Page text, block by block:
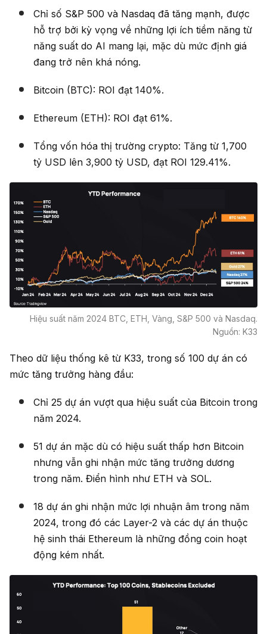
Chỉ số S&P 500 và Nasdaq đã tăng mạnh, được
hỗ trợ bởi kỳ vọng về những lợi ích tiềm năng từ
năng suất do AI mang lại, mặc dù mức định giá
đang trở nên khá nóng.
Bitcoin (BTC): ROI đạt 140%.
Ethereum (ETH): ROI đạt 61%.
Tổng vốn hóa thị trường crypto: Tăng từ 1,700
tỷ USD lên 3,900 tỷ USD, đạt ROI 129.41%.
Hiệu suất năm 2024 BTC, ETH, Vàng, S&P 500 và Nasdaq.
Nguồn: K33
Theo dữ liệu thống kê từ K33, trong số 100 dự án có
mức tăng trưởng hàng đầu:
Chỉ 25 dự án vượt qua hiệu suất của Bitcoin trong
năm 2024.
51 dự án mặc dù có hiệu suất thấp hơn Bitcoin
nhưng vẫn ghi nhận mức tăng trưởng dương
trong năm. Điển hình như ETH và SOL.
18 dự án ghi nhận mức lợi nhuận âm trong năm
2024, trong đó các Layer-2 và các dự án thuộc
hệ sinh thái Ethereum là những đồng coin hoạt
động kém nhất.